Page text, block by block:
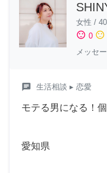
女性 /
sentiment_satisfied 0 sentiment_neutral
メッセ
chat 生活相談 ▸ 恋愛
モテる男になる！
愛知県